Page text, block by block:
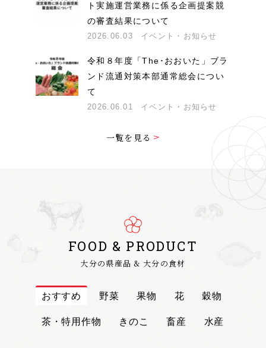
一覧を見る
ト実施運営業務に係る企画提案競
の審査結果について
2026.06.03 イベント・お知らせ
令和８年度「The･おおいた」ブラ
ンド流通対策本部通常総会につい
て
2026.06.01 イベント・お知らせ
FOOD & PRODUCT
大分の県産品 & 大分の食材
おすすめ 野菜 果物 花 穀物
茶・特用作物 きのこ 畜産 水産